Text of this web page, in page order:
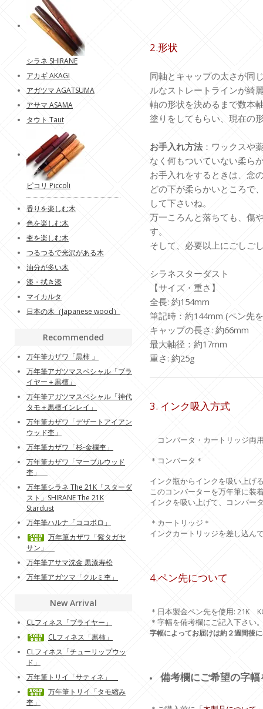
2.形状
同軸とキャップの太さが同
ルなストレートラインが綺
軸の形状を決めるまで数本
塗りをしてもらい、現在の
お手入れ方法 ：ワックスや
なく何もついていない柔ら
お手入れをするときは、念
どの下が柔らかいところで
して下さいね。
万一ころんと落ちても、傷
す。
そして、必要以上にごしご
シラネスターダスト
【サイズ・重さ】
全長: 約154mm
筆記時：約144mm (ペン先
キャップの長さ: 約66mm
最大軸径：約17mm
重さ: 約25g
3. インク吸入方式
コンバータ・カートリッジ
＊コンバータ＊
インク瓶からインクを吸い上げ
このコンバーターを万年筆に装
インクを吸い上げて、コンバー
＊カートリッジ＊
インクカートリッジを差し込ん
4.ペン先について
＊日本製金ペン先を使用: 21K
＊字幅を備考欄にご記入下さい
字幅によってお届けは約２週間後
備考欄にご希望の字
シラネ SHIRANE
アカギ AKAGI
アガツマ AGATSUMA
アサマ ASAMA
タウト Taut
ピコリ Piccoli
香りを楽しむ木
色を楽しむ木
杢を楽しむ木
つるつるで光沢がある木
油分が多い木
漆・拭き漆
マイカルタ
日本の木（Japanese wood）
Recommended
万年筆カザワ「黒柿 」
万年筆アガツマスペシャル「ブラ
イヤー＋黒檀」
万年筆アガツマスペシャル「神代
タモ＋黒檀インレイ」
万年筆カザワ「デザートアイアン
ウッド杢」
万年筆カザワ「杉-金欄杢」
万年筆カザワ「マーブルウッド
杢」
万年筆シラネ The 21K「スターダ
スト」SHIRANE The 21K
Stardust
万年筆ハルナ「ココボロ」
万年筆カザワ「紫タガヤ
サン」
万年筆アサマ沈金 黒漆寿松
万年筆アガツマ「クルミ杢」
New Arrival
CLフィネス「ブライヤー」
CLフィネス「黒柿」
CLフィネス「チューリップウッ
ド」
万年筆トリイ「サティネ」
万年筆トリイ「タモ縮み
杢」